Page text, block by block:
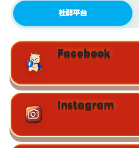
社群平台
Facebook
Instagram